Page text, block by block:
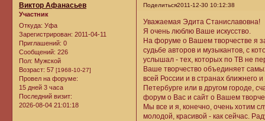
Поделиться2011-12-30 10:12:38
Виктор Афанасьев
Участник
Откуда: Уфа
Зарегистрирован: 2011-04-11
Приглашений: 0
Сообщений: 226
Пол: Мужской
Возраст: 57 [1968-10-27]
Провел на форуме:
15 дней 3 часа
Последний визит:
2026-08-04 21:01:18
Уважаемая Эдита Станиславовна!
Я очень люблю Ваше искусство.
На форуме о Вашем творчестве я
судьбе авторов и музыкантов, с
услышал - тех, которых по ТВ не
Ваше творчество объединяет
всей России и в странах ближнего
Петербурге или в другом городе,
форум о Вас и сайт о Вашем
Мы все и я, конечно, очень хотим
молодой, красивой - как сейчас.